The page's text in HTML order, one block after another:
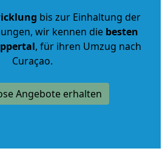
bis zur Einhaltung der
wir kennen die besten
, für ihren Umzug nach
Curaçao.
Angebote erhalten